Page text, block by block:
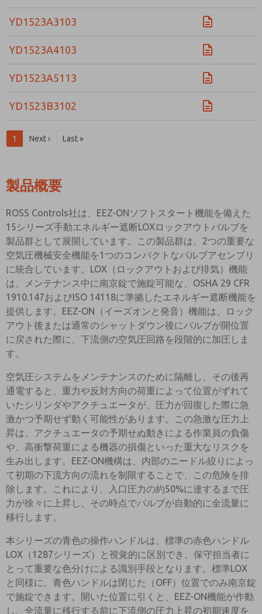
YD1523A3103
YD1523A4103
YD1523A5113
YD1523B3102
1 Next › Last »
製品概要
ROSS Controls社は、EEZ-ONソフトスタート機能を備えた
15シリーズ手動エネルギー遮断LOXロックアウトバルブを
製品群として展開しています。この製品群は、2つの重要な
空気圧機械安全機能を1つのコンパクトなバルブアセンブリ
に統合しています。LOX（ロックアウトおよび排気）機能
は、メンテナンス中に南京錠で施錠可能な、OSHA 29 CFR
1910.147およびISO 14118に準拠したエネルギー遮断機能を
提供します。EEZ-ON（イーズオンと発音）機能は、ロック
アウト後または通常のシャットダウン後にバルブが開位置
に戻された際に、下流側の空気圧回路を段階的に加圧しま
す。
空気圧システムをメンテナンスのために隔離し、その後再
通電すると、重力や反対方向の荷重によって位置がずれて
いたシリンダやアクチュエータが、圧力が回復した際に急
激かつ予期せず動く可能性があります。この急激な圧力上
昇は、アクチュエータの予期せぬ動きによる作業員の負傷
や、高衝撃荷重による機器の損傷といった重大なリスクを
生み出します。EEZ-ON機構は、内部のニードル絞りによっ
て初期の下流方向の流れを制限することで、この危険を排
除します。これにより、入口圧力の約50%に達するまで圧
力が徐々に上昇し、その時点でバルブが自動的に全流量に
移行します。
本シリーズの青色の操作ハンドルは、標準の赤色ハンドル
LOX（1287シリーズ）と視覚的に区別でき、保守担当者に
とって重要な色分けによる識別手段となります。標準LOX
と同様に、青色ハンドルは閉じた（OFF）位置でのみ南京錠
で施錠できます。開いた位置に引くと、EEZ-ON機能が作動
し、全流量に移行する前に下流側の圧力上昇の初期速度を